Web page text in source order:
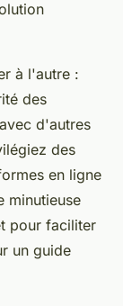
à l'autre :
des
d'autres
des
en ligne
minutieuse
pour faciliter
un guide